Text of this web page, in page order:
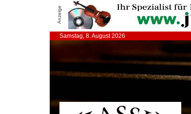
Anzeige
Samstag, 8. August 2026